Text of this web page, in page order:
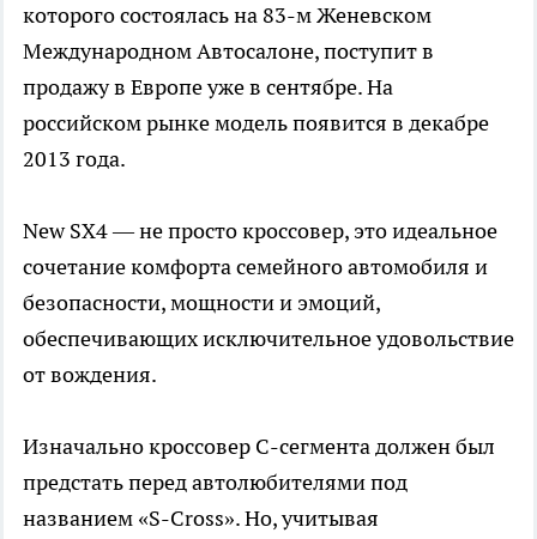
которого состоялась на 83-м Женевском
Международном Автосалоне, поступит в
продажу в Европе уже в сентябре. На
российском рынке модель появится в декабре
2013 года.
New SX4 — не просто кроссовер, это идеальное
сочетание комфорта семейного автомобиля и
безопасности, мощности и эмоций,
обеспечивающих исключительное удовольствие
от вождения.
Изначально кроссовер С-сегмента должен был
предстать перед автолюбителями под
названием «S-Cross». Но, учитывая